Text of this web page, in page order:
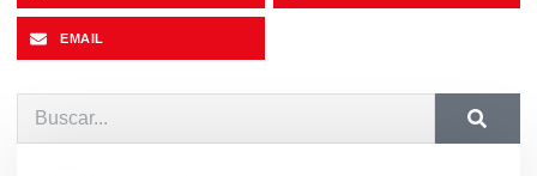
EMAIL